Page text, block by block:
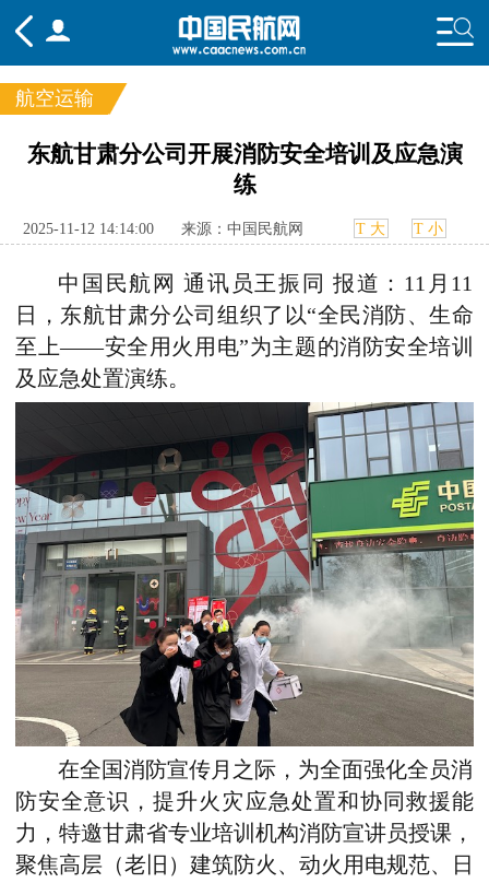
频道
国内
航图 智库 专题 舆情
航空运输
东航甘肃分公司开展消防安全培训及应急演
练
2025-11-12 14:14:00 来源：中国民航网 T 大 T 小
中国民航网 通讯员王振同 报道：11月11
日，东航甘肃分公司组织了以“全民消防、生命
至上——安全用火用电”为主题的消防安全培训
及应急处置演练。
在全国消防宣传月之际，为全面强化全员消
防安全意识，提升火灾应急处置和协同救援能
力， 特邀甘肃省专业培训机构消防宣讲员授课，
聚焦高层（老旧）建筑防火、动火用电规范、日